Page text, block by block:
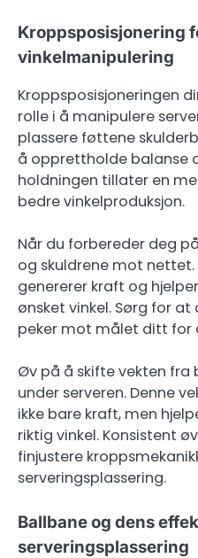
Kroppsposisjonering
vinkelmanipulering
Kroppsposisjoneringen
rolle i å manipulere
plassere føttene
å opprettholde balanse
holdningen tillater en
bedre vinkelproduksjon.
Når du forbereder deg
og skuldrene mot nettet.
genererer kraft og
ønsket vinkel. Sørg for
peker mot målet ditt for
Øv på å skifte vekten
under serveren. Denne
ikke bare kraft, men
riktig vinkel. Konsistent
finjustere
serveringsplassering.
Ballbane og dens
serveringsplassering